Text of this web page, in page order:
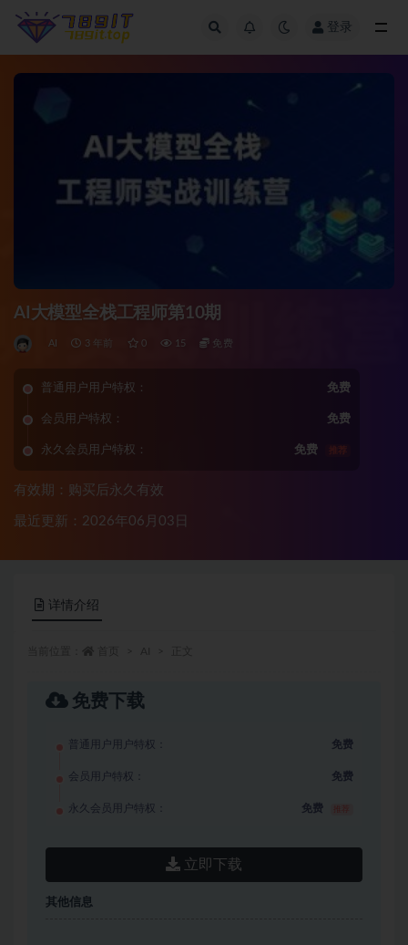
登录
AI大模型全栈工程师第10期
AI 3 年前 0 15 免费
普通用户用户特权： 免费
会员用户特权： 免费
永久会员用户特权： 免费 推荐
有效期：购买后永久有效
最近更新：2026年06月03日
详情介绍
免费下载
普通用户用户特权： 免费
会员用户特权： 免费
永久会员用户特权： 免费
立即下载
其他信息